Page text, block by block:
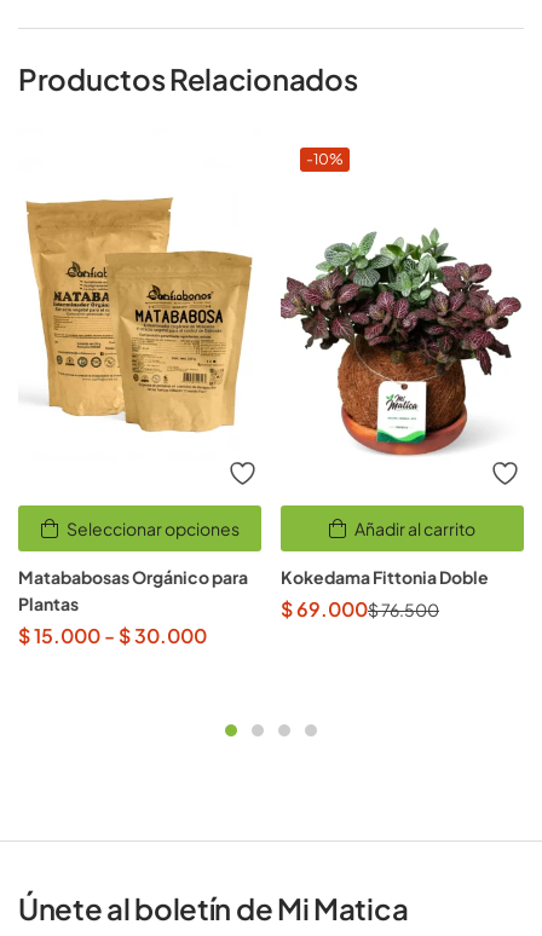
Productos Relacionados
Seleccionar opciones
Matababosas Orgánico para
Plantas
$15.000- $30.000
Añadir al carrito
-10%
Kokedama Fittonia Doble
$69.000$76.500
Únete al boletín de Mi Matica